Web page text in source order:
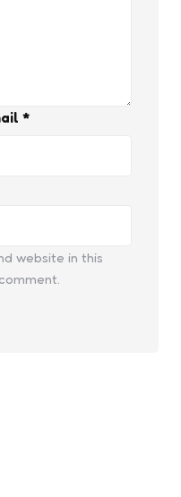
*
website in this